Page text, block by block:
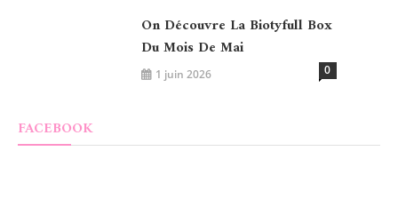
On Découvre La Biotyfull Box
Du Mois De Mai
1 juin 2026 0
FACEBOOK